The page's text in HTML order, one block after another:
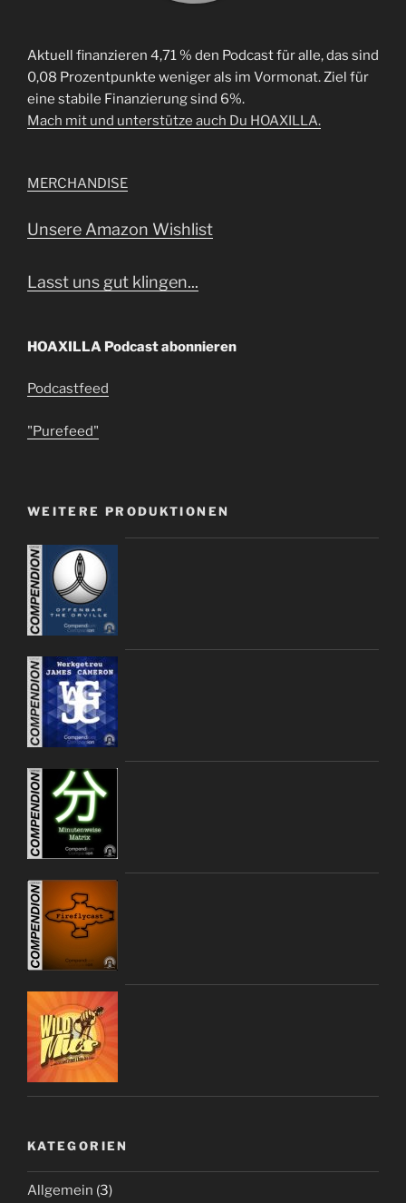
Aktuell finanzieren 4,71 % den Podcast für alle, das sind
0,08 Prozentpunkte weniger als im Vormonat. Ziel für
eine stabile Finanzierung sind 6%.
Mach mit und unterstütze auch Du HOAXILLA.
MERCHANDISE
Unsere Amazon Wishlist
Lasst uns gut klingen...
HOAXILLA Podcast abonnieren
Podcastfeed
"Purefeed"
WEITERE PRODUKTIONEN
KATEGORIEN
Allgemein (3)